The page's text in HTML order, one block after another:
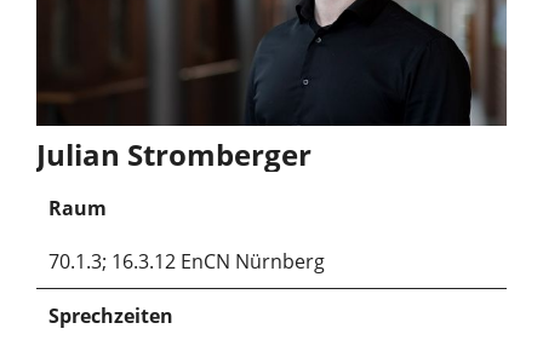
Julian Stromberger
Raum
70.1.3; 16.3.12 EnCN Nürnberg
Sprechzeiten